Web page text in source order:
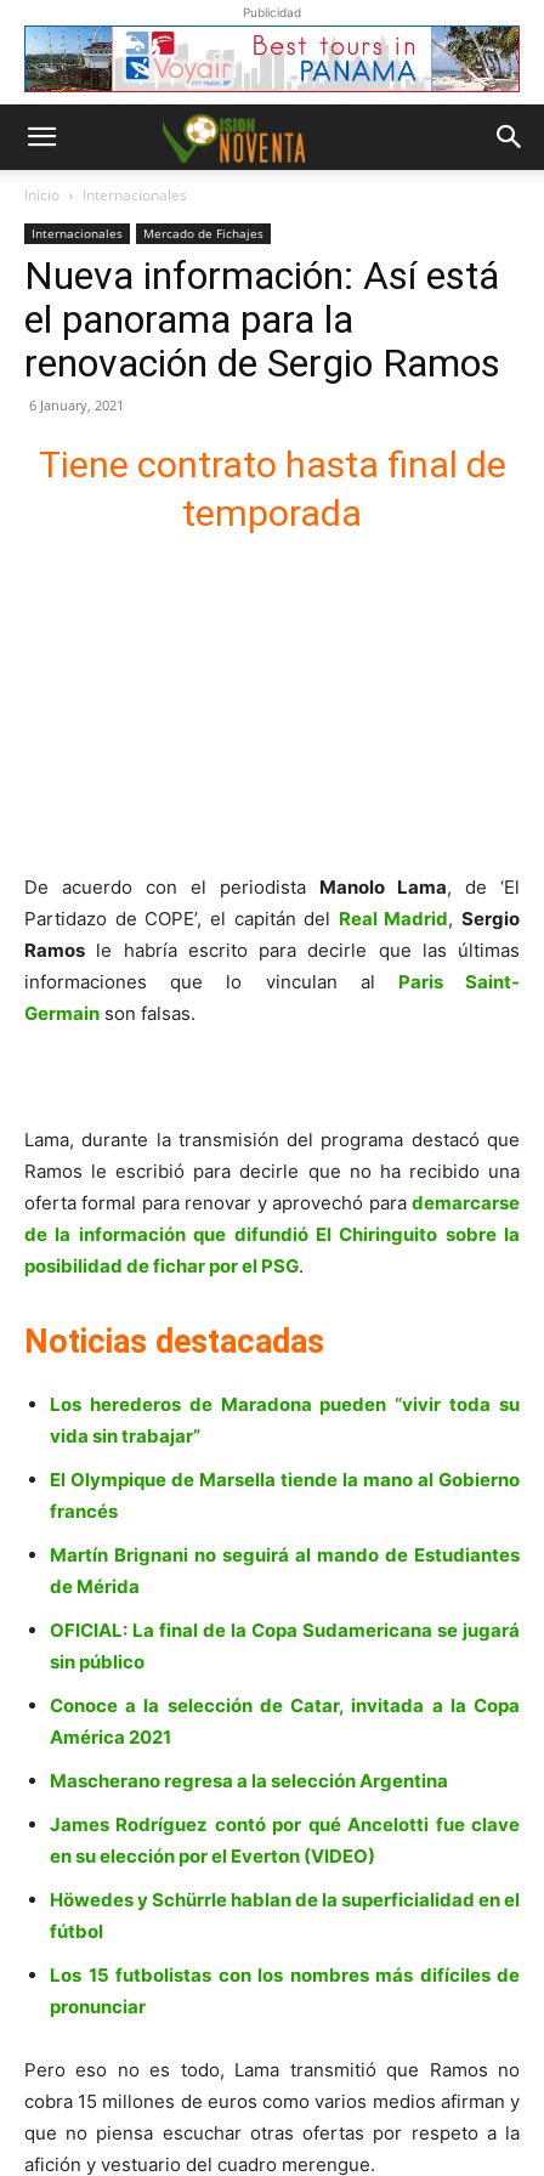
Publicidad
Inicio Internacionales
Internacionales Mercado de Fichajes
Nueva información: Así está
el panorama para la
renovación de Sergio Ramos
6 January, 2021
Tiene contrato hasta final de
temporada
De acuerdo con el periodista Manolo Lama, de ‘El
Partidazo de COPE’, el capitán del Real Madrid, Sergio
Ramos le habría escrito para decirle que las últimas
informaciones que lo vinculan al Paris Saint-
Germain son falsas.
Lama, durante la transmisión del programa destacó que
Ramos le escribió para decirle que no ha recibido una
oferta formal para renovar y aprovechó para demarcarse
de la información que difundió El Chiringuito sobre la
posibilidad de fichar por el PSG.
Noticias destacadas
Los herederos de Maradona pueden “vivir toda su
vida sin trabajar”
El Olympique de Marsella tiende la mano al Gobierno
francés
Martín Brignani no seguirá al mando de Estudiantes
de Mérida
OFICIAL: La final de la Copa Sudamericana se jugará
sin público
Conoce a la selección de Catar, invitada a la Copa
América 2021
Mascherano regresa a la selección Argentina
James Rodríguez contó por qué Ancelotti fue clave
en su elección por el Everton (VIDEO)
Höwedes y Schürrle hablan de la superficialidad en el
fútbol
Los 15 futbolistas con los nombres más difíciles de
pronunciar
Pero eso no es todo, Lama transmitió que Ramos no
cobra 15 millones de euros como varios medios afirman y
que no piensa escuchar otras ofertas por respeto a la
afición y vestuario del cuadro merengue.